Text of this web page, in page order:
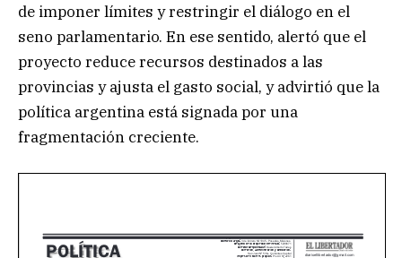
de imponer límites y restringir el diálogo en el
seno parlamentario. En ese sentido, alertó que el
proyecto reduce recursos destinados a las
provincias y ajusta el gasto social, y advirtió que la
política argentina está signada por una
fragmentación creciente.